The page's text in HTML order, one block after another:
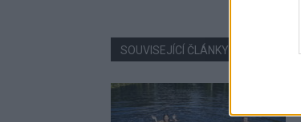
SOUVISEJÍCÍ ČLÁNKY